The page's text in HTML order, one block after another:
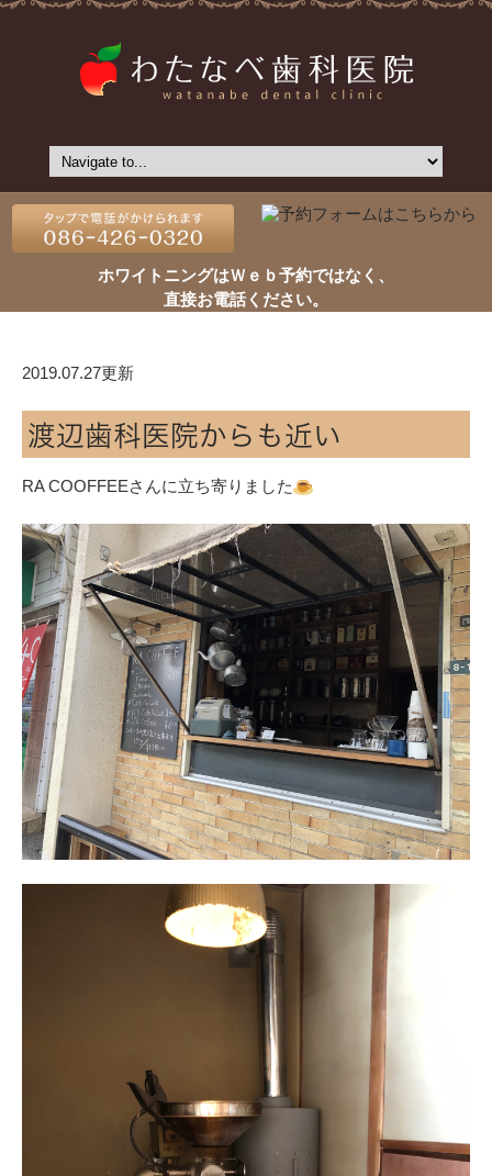
ホワイトニングはＷｅｂ予約ではなく、
直接お電話ください。
2019.07.27更新
渡辺歯科医院からも近い
RA COOFFEEさんに立ち寄りました